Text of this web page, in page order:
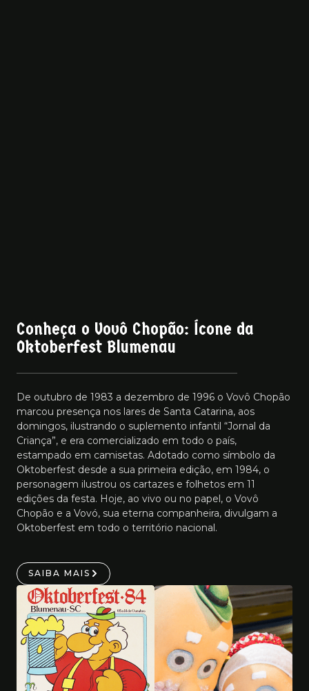
Conheça o Vovô Chopão: Ícone da
Oktoberfest Blumenau
De outubro de 1983 a dezembro de 1996 o Vovô Chopão
marcou presença nos lares de Santa Catarina, aos
domingos, ilustrando o suplemento infantil “Jornal da
Criança”, e era comercializado em todo o país,
estampado em camisetas. Adotado como símbolo da
Oktoberfest desde a sua primeira edição, em 1984, o
personagem ilustrou os cartazes e folhetos em 11
edições da festa. Hoje, ao vivo ou no papel, o Vovô
Chopão e a Vovó, sua eterna companheira, divulgam a
Oktoberfest em todo o território nacional.
SAIBA MAIS